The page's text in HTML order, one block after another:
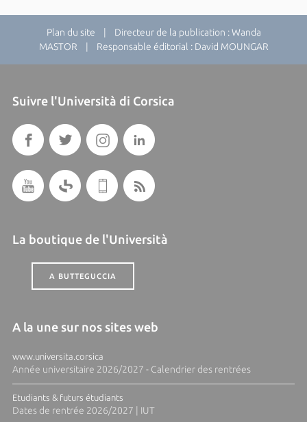
Plan du site | Directeur de la publication : Wanda
MASTOR | Responsable éditorial : David MOUNGAR
Suivre l'Università di Corsica
La boutique de l'Università
A BUTTEGUCCIA
A la une sur nos sites web
www.universita.corsica
Année universitaire 2026/2027 - Calendrier des rentrées
Etudiants & futurs étudiants
Dates de rentrée 2026/2027 | IUT